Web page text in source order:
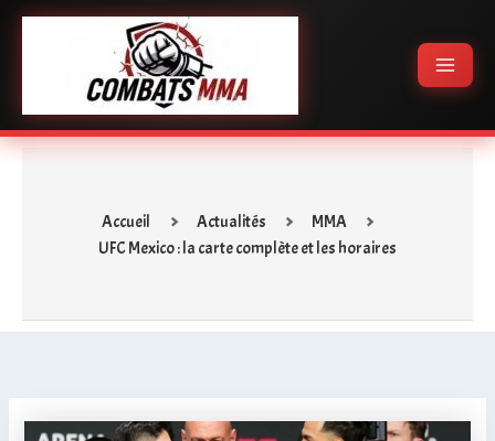
Aller
Menu
Accueil Actualités
MMA
UFC Mexico : la carte complète et les horaires